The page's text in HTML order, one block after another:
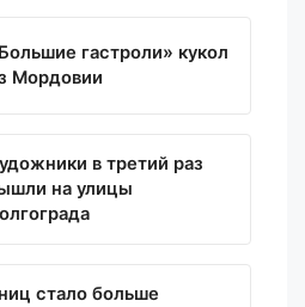
гастроли» кукол
Мордовии
в третий раз
на улицы
стало больше